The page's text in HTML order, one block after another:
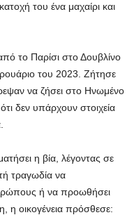
του ένα μαχαίρι και
το Παρίσι στο Δουβλίνο
του 2023. Ζήτησε
να ζήσει στο Ηνωμένο
δεν υπάρχουν στοιχεία
η βία, λέγοντας σε
τραγωδία να
ή να προωθήσει
η οικογένεια πρόσθεσε: